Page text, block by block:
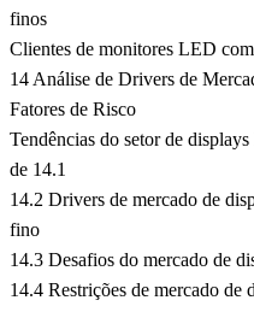
finos
Clientes de monitores LED
14 Análise de Drivers de
Fatores de Risco
Tendências do setor de
de 14.1
14.2 Drivers de mercado de
fino
14.3 Desafios do mercado de
14.4 Restrições de mercado